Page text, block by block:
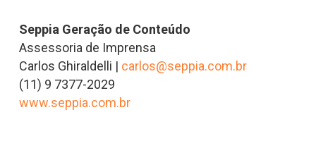
Seppia Geração de Conteúdo
Assessoria de Imprensa
Carlos Ghiraldelli | carlos@seppia.com.br
(11) 9 7377-2029
www.seppia.com.br